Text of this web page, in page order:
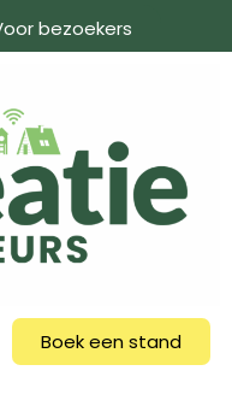
bezoekers
Boek een stand